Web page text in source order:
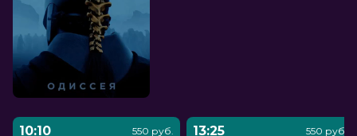
10:10
550 руб.
13:25
550 руб.